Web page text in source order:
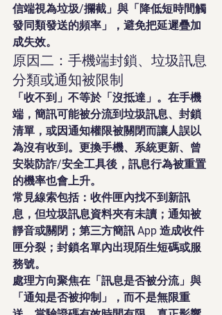
信端視為垃圾/攔截」與「降低短時間觸
發同類發送的頻率」，避免把延遲疊加
成失效。
原因二：手機端封鎖、垃圾訊息
分類或通知被限制
「收不到」不等於「沒抵達」。在手機
端，簡訊可能被分流到垃圾訊息、封鎖
清單，或因通知權限被關閉而讓人誤以
為沒有收到。更換手機、系統更新、曾
安裝防詐/安全工具後，訊息行為被重置
的機率也會上升。
常見線索包括：收件匣內找不到新訊
息，但垃圾訊息資料夾有未讀；通知被
靜音或關閉；第三方簡訊 App 造成收件
匣分裂；封鎖名單內出現陌生短碼或服
務號。
處理方向聚焦在「訊息是否被分流」與
「通知是否被抑制」，而不是無限重